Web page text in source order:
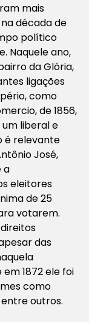
mais
década de
político
Naquele ano,
da Glória,
ligações
como
, de 1856,
liberal e
é relevante
José,
a
eleitores
de 25
votarem.
das
1872 ele foi
como
entre outros.